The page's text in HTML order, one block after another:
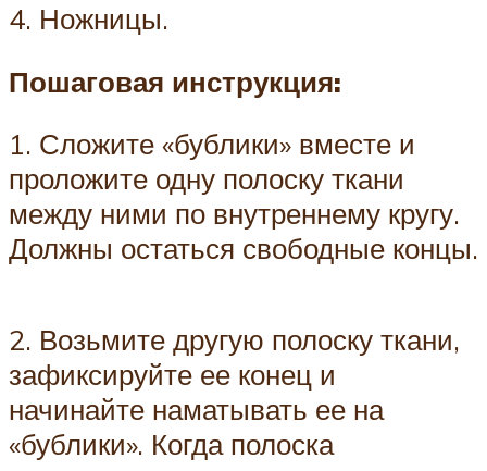
4. Ножницы.
Пошаговая инструкция:
1. Сложите «бублики» вместе и
проложите одну полоску ткани
между ними по внутреннему кругу.
Должны остаться свободные концы.
2. Возьмите другую полоску ткани,
зафиксируйте ее конец и
начинайте наматывать ее на
«бублики». Когда полоска